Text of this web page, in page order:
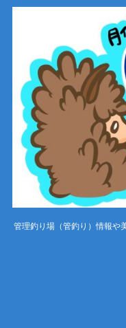
管理釣り場（管釣り）情報や